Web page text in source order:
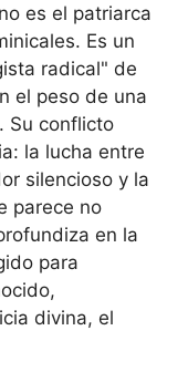
es el patriarca
Es un
radical" de
el peso de una
Su conflicto
la lucha entre
silencioso y la
parece no
en la
para
divina, el